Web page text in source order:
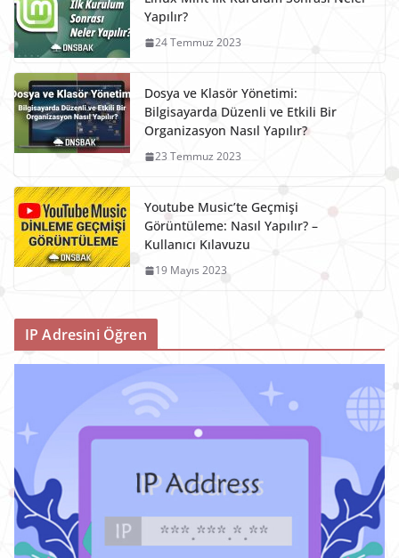
Yapılır?
24 Temmuz 2023
Dosya ve Klasör Yönetimi:
Bilgisayarda Düzenli ve Etkili Bir
Organizasyon Nasıl Yapılır?
23 Temmuz 2023
Youtube Music’te Geçmişi
Görüntüleme: Nasıl Yapılır? –
Kullanıcı Kılavuzu
19 Mayıs 2023
IP Adresini Öğren